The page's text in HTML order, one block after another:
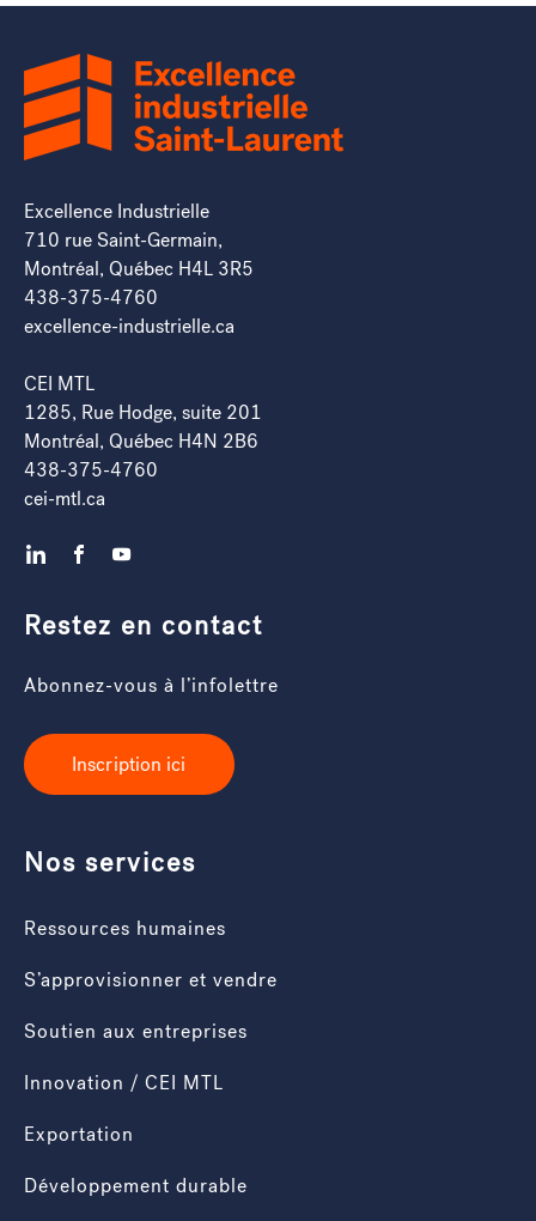
Excellence Industrielle
710 rue Saint-Germain,
Montréal, Québec H4L 3R5
438-375-4760
excellence-industrielle.ca
CEI MTL
1285, Rue Hodge, suite 201
Montréal, Québec H4N 2B6
438-375-4760
cei-mtl.ca
Nos services
Ressources humaines
S’approvisionner et vendre
Soutien aux entreprises
Innovation / CEI MTL
Exportation
Développement durable
Restez en contact
Abonnez-vous à l’infolettre
Inscription ici
LinkedInFacebookYouTube